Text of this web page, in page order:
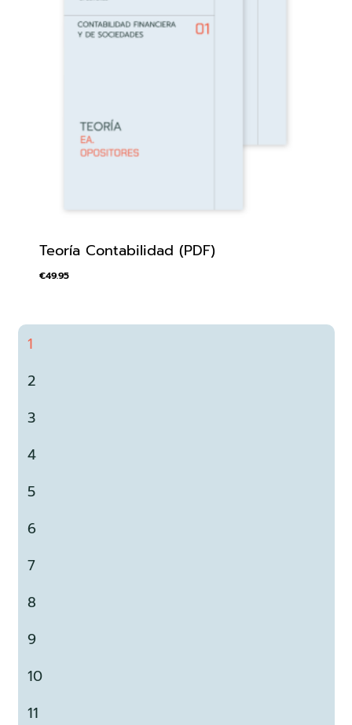
Teoría Contabilidad (PDF)
€49.95
1
2
3
4
5
6
7
8
9
10
11